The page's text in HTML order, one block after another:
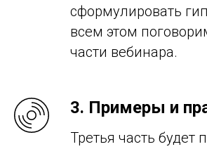
сформулировать
всем этом
части вебинара.
3. Примеры и
Третья часть будет